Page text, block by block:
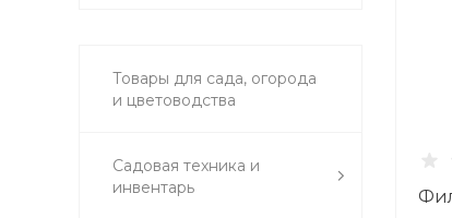
Товары для сада, огорода
и цветоводства
Садовая техника и
инвентарь